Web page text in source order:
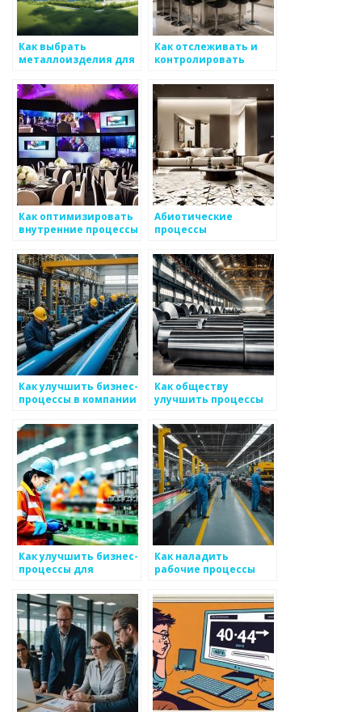
Как выбрать
металлоизделия для
Как отслеживать и
контролировать
процессы в
изготовлении
металлических
деталей
Как оптимизировать
внутренние процессы
продукции в
металоизделиях
Абиотические
процессы
металлов в природе
Как улучшить бизнес-
процессы в компании
металлоизделий
Как обществу
улучшить процессы
производителями
металоизделий
Как улучшить бизнес-
процессы для
эффективности в
сфере
металоизделий
Как наладить
рабочие процессы
для производства
металлоизделий